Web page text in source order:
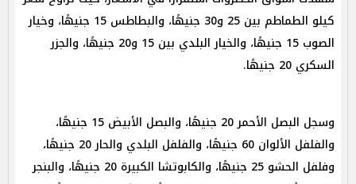
كيلو الطماطم بين 25 و30 جنيهًا، والبطاطس 15 جنيهًا، وخيار
الصوب 15 جنيهًا، والخيار البلدي بين 15 و20 جنيهًا، والجزر
السكري 20 جنيهًا.
وسجل البصل الأحمر 20 جنيهًا، والبصل الأبيض 15 جنيهًا،
والفلفل الألوان 60 جنيهًا، والفلفل البلدي والحار 20 جنيهًا،
وفلفل الحشو 25 جنيهًا، والكابوتشا الكبيرة 20 جنيهًا، والبنجر